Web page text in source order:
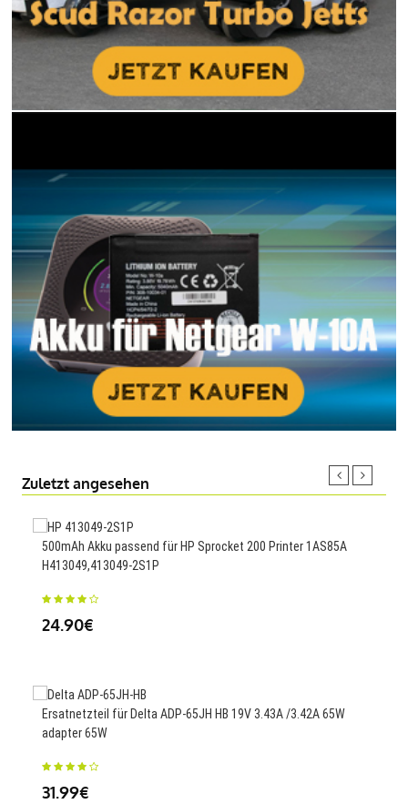
Zuletzt angesehen
500mAh Akku passend für HP Sprocket 200 Printer 1AS85A
H413049,413049-2S1P
24.90€
Ersatnetzteil für Delta ADP-65JH HB 19V 3.43A /3.42A 65W
adapter 65W
31.99€